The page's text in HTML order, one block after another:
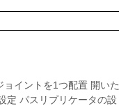
イントを1つ配置 開いた
定 パスリプリケータの設